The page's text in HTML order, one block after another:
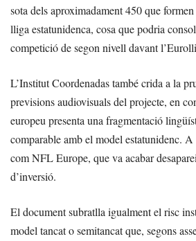
sota dels aproximadament 450 que
lliga estatunidenca, cosa que podria
competició de segon nivell davant
L’Institut Coordenadas també crida a la
previsions audiovisuals del projecte, en
europeu presenta una fragmentació
comparable amb el model estatunidenc. A
com NFL Europe, que va acabar
d’inversió.
El document subratlla igualment el risc
model tancat o semitancat que, segons